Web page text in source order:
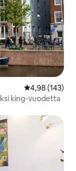
4,98 (143)
king-vuodetta